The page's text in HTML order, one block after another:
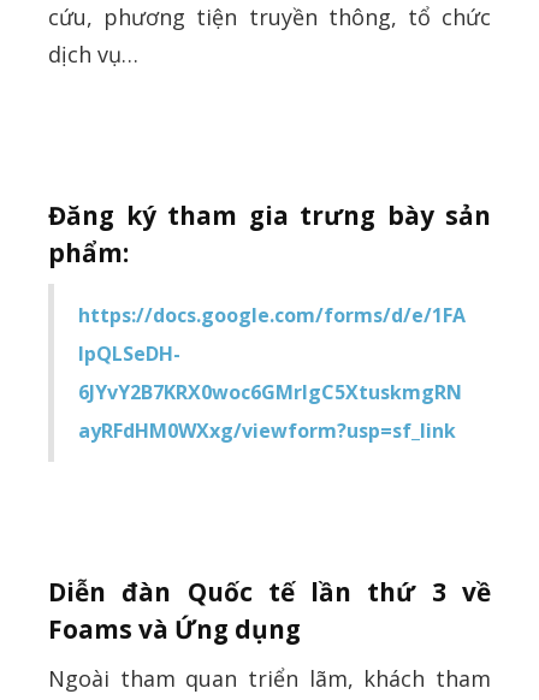
cứu, phương tiện truyền thông, tổ chức
dịch vụ…
Đăng ký tham gia trưng bày sản
phẩm:
https://docs.google.com/forms/d/e/1FA
IpQLSeDH-
6JYvY2B7KRX0woc6GMrIgC5XtuskmgRN
ayRFdHM0WXxg/viewform?usp=sf_link
Diễn đàn Quốc tế lần thứ 3 về
Foams và Ứng dụng
Ngoài tham quan triển lãm, khách tham